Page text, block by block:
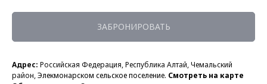
ЗАБРОНИРОВАТЬ
Адрес: Российская Федерация, Республика Алтай, Чемальский
район,Элекмонарском сельское поселение. Смотреть на карте